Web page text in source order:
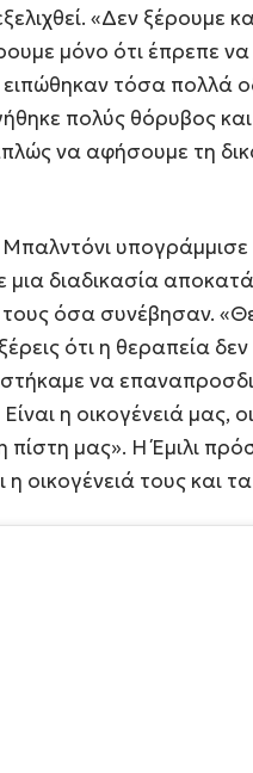
«Δεν ξέρουμε
μόνο ότι έπρεπε να
ειπώθηκαν τόσα πολλά
πολύς θόρυβος
να αφήσουμε τη
Μπαλντόνι
μια διαδικασία
όσα συνέβησαν.
ότι η θεραπεία
να
η οικογένειά μας,
πίστη μας». Η Έμιλι
οικογένειά τους και